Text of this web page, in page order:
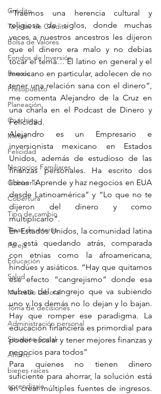
Crédito
Tarjetas de Crédito
Bolsa de Valores
Fondos de Inversión
Bancos
Presupuesto
Planeación
Coaching
Metas
Felicidad
Negocios Familiares
Gobierno
Cobertura
Tipo de cambio
Tasas de interés
Pareja
Educación
Salud
Mercado Laboral
Toma de decisiones
Administración personal
Situación Social
Ahorro
bienes raíces
aprendizaje
“Traemos una herencia cultural y
religiosa de siglos, donde muchas
veces a nuestros ancestros les dijeron
que el dinero era malo y no debías
tocar el tema… El latino en general y el
mexicano en particular, adolecen de no
tener una relación sana con el dinero”,
me comenta Alejandro de la Cruz en
una charla en el Podcast de Dinero y
Felicidad.
Alejandro es un Empresario e
inversionista mexicano en Estados
Unidos, además de estudioso de las
finanzas personales. Ha escrito dos
libros “Aprende y haz negocios en EUA
desde Latinoamérica” y “Lo que no te
dijeron del dinero y como
multiplicarlo”.
En Estados Unidos, la comunidad latina
se está quedando atrás, comparada
con etnias como la afroamericana,
hindúes y asiáticos. “Hay que quitarnos
ese efecto “cangrejismo” donde esa
cubeta del cangrejo que va subiendo
uno y los demás no lo dejan y lo bajan.
Hay que romper ese paradigma. La
educación financiera es primordial para
poder escalar y tener mejores finanzas y
negocios para todos”
Para quienes no tienen dinero
suficiente para ahorrar, la solución está
en crear múltiples fuentes de ingresos.